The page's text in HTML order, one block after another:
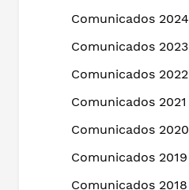
Comunicados 2024
Comunicados 2023
Comunicados 2022
Comunicados 2021
Comunicados 2020
Comunicados 2019
Comunicados 2018